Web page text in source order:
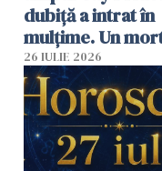
dubiță a intrat în
mulțime. Un
răniți
26 IULIE 2026